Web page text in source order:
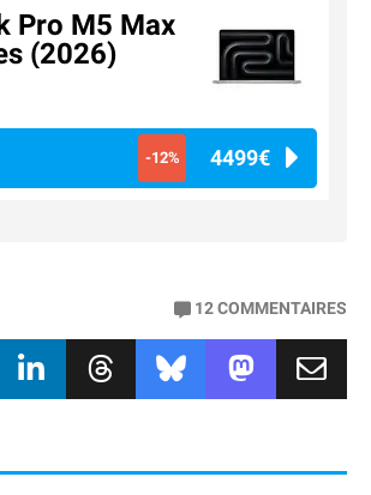
Pro M5 Max
(2026)
-12% 4499€
12COMMENTAIRES